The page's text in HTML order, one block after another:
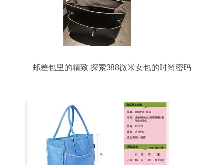
邮差包里的精致 探索388微米女包的时尚密码